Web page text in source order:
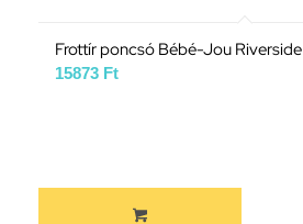
Frottír poncsó Bébé-Jou Riverside
15873 Ft